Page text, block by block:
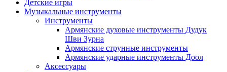
Детские игры
Музыкальные инструменты
Инструменты
Армянские духовые инструменты Дудук
Шви Зурна
Армянские струнные инструменты
Армянские ударные инструменты Доол
Аксессуары